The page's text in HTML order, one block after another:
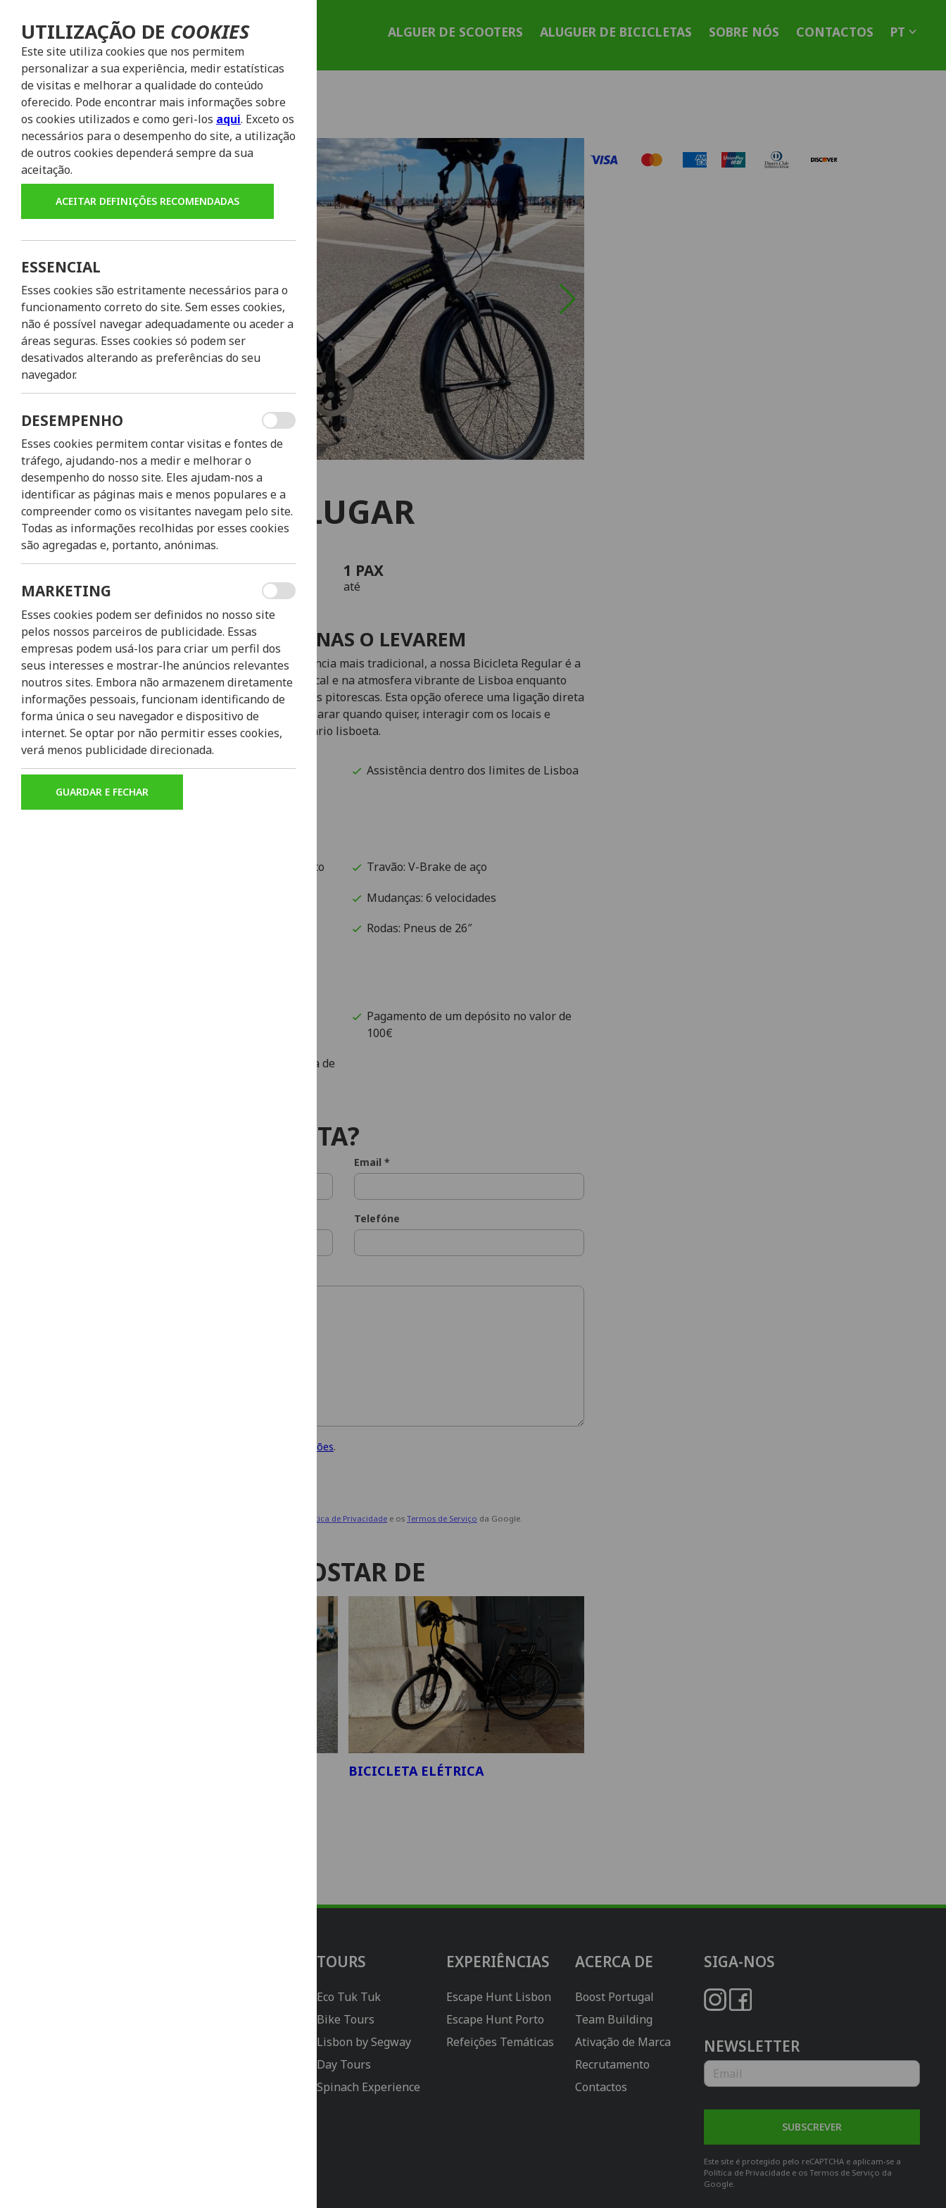
ALGUER DE SCOOTERS ALUGUER DE BICICLETAS SOBRE NÓS CONTACTOS PT
CITY BIKE - ALUGAR
22,00€
desde
4H/8H/24H
duração
1 PAX
até
ATÉ ONDE AS SUAS PERNAS O LEVAREM
Para aqueles que apreciam uma experiência mais tradicional, a nossa Bicicleta Regular é a
escolha perfeita. Mergulhe na cultura local e na atmosfera vibrante de Lisboa enquanto
pedala pelas ruas movimentadas e ruelas pitorescas. Esta opção oferece uma ligação direta
com o pulsar da cidade, permitindo-lhe parar quando quiser, interagir com os locais e
sentir-se verdadeiramente parte do cenário lisboeta.
Capacete
Cadeado
Assistência dentro dos limites de Lisboa
Velocidade Máxima: Tão rápido quanto
Travão: V-Brake de aço
Mudanças: 6 velocidades
Rodas: Pneus de 26″
(Cartão de Cidadão, Passaporte, Carta de
Pagamento de um depósito no valor de
100€
ALGUMA PERGUNTA?
Email *
Telefóne
Termos e Condições.
Política de Privacidade e os Termos de Serviço da Google.
TAMBÉM PODE GOSTAR DE
BICICLETA ELÉTRICA
TOURS
Eco Tuk Tuk
Bike Tours
Lisbon by Segway
Day Tours
Spinach Experience
EXPERIÊNCIAS
Escape Hunt Lisbon
Escape Hunt Porto
Refeições Temáticas
ACERCA DE
Boost Portugal
Team Building
Ativação de Marca
Recrutamento
Contactos
SIGA-NOS
NEWSLETTER
Boost Portugal
SUBSCREVER
Este site é protegido pelo reCAPTCHA e aplicam-se a
Política de Privacidade e osTermos de Serviço da
Google.
UTILIZAÇÃO DE COOKIES
Este site utiliza cookies que nos permitem
personalizar a sua experiência, medir estatísticas
de visitas e melhorar a qualidade do conteúdo
oferecido. Pode encontrar mais informações sobre
os cookies utilizados e como geri-los aqui. Exceto os
necessários para o desempenho do site, a utilização
de outros cookies dependerá sempre da sua
aceitação.
ACEITAR DEFINIÇÕES RECOMENDADAS
ESSENCIAL
Esses cookies são estritamente necessários para o
funcionamento correto do site. Sem esses cookies,
não é possível navegar adequadamente ou aceder a
áreas seguras. Esses cookies só podem ser
desativados alterando as preferências do seu
navegador.
DESEMPENHO
Esses cookies permitem contar visitas e fontes de
tráfego, ajudando-nos a medir e melhorar o
desempenho do nosso site. Eles ajudam-nos a
identificar as páginas mais e menos populares e a
compreender como os visitantes navegam pelo site.
Todas as informações recolhidas por esses cookies
são agregadas e, portanto, anónimas.
MARKETING
Esses cookies podem ser definidos no nosso site
pelos nossos parceiros de publicidade. Essas
empresas podem usá-los para criar um perfil dos
seus interesses e mostrar-lhe anúncios relevantes
noutros sites. Embora não armazenem diretamente
informações pessoais, funcionam identificando de
forma única o seu navegador e dispositivo de
internet. Se optar por não permitir esses cookies,
verá menos publicidade direcionada.
GUARDAR E FECHAR